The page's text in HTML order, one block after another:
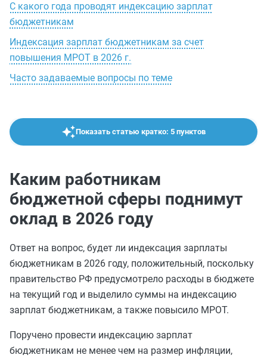
С какого года проводят индексацию зарплат
бюджетникам
Индексация зарплат бюджетникам за счет
повышения МРОТ в 2026 г.
Часто задаваемые вопросы по теме
Показать статью кратко: 5 пунктов
Каким работникам
бюджетной сферы поднимут
оклад в 2026 году
Ответ на вопрос, будет ли индексация зарплаты
бюджетникам в 2026 году, положительный, поскольку
правительство РФ предусмотрело расходы в бюджете
на текущий год и выделило суммы на индексацию
зарплат бюджетникам, а также повысило МРОТ.
Поручено провести индексацию зарплат
бюджетникам не менее чем на размер инфляции,